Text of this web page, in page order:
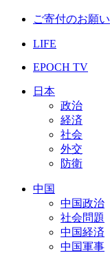
ご寄付のお願い
LIFE
EPOCH TV
日本
政治
経済
社会
外交
防衛
中国
中国政治
社会問題
中国経済
中国軍事